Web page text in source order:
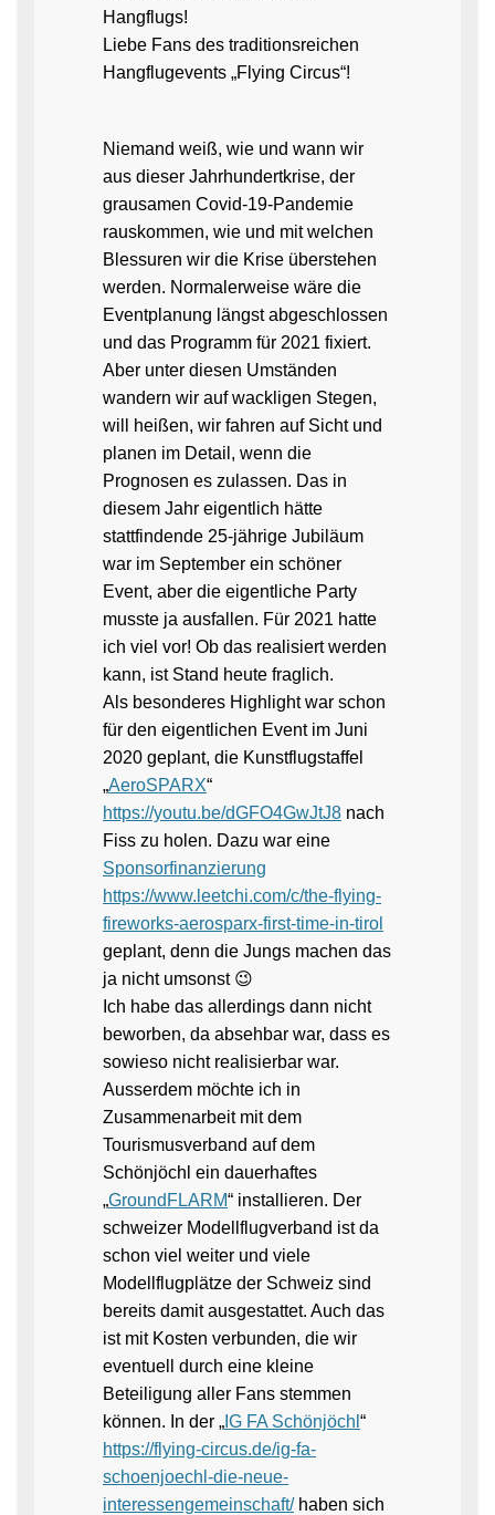
Hangflugs!
Liebe Fans des traditionsreichen
Hangflugevents „Flying Circus“!
Niemand weiß, wie und wann wir
aus dieser Jahrhundertkrise, der
grausamen Covid-19-Pandemie
rauskommen, wie und mit welchen
Blessuren wir die Krise überstehen
werden. Normalerweise wäre die
Eventplanung längst abgeschlossen
und das Programm für 2021 fixiert.
Aber unter diesen Umständen
wandern wir auf wackligen Stegen,
will heißen, wir fahren auf Sicht und
planen im Detail, wenn die
Prognosen es zulassen. Das in
diesem Jahr eigentlich hätte
stattfindende 25-jährige Jubiläum
war im September ein schöner
Event, aber die eigentliche Party
musste ja ausfallen. Für 2021 hatte
ich viel vor! Ob das realisiert werden
kann, ist Stand heute fraglich.
Als besonderes Highlight war schon
für den eigentlichen Event im Juni
2020 geplant, die Kunstflugstaffel
„AeroSPARX“
https://youtu.be/dGFO4GwJtJ8 nach
Fiss zu holen. Dazu war eine
Sponsorfinanzierung
https://www.leetchi.com/c/the-flying-
fireworks-aerosparx-first-time-in-tirol
geplant, denn die Jungs machen das
ja nicht umsonst 😉
Ich habe das allerdings dann nicht
beworben, da absehbar war, dass es
sowieso nicht realisierbar war.
Ausserdem möchte ich in
Zusammenarbeit mit dem
Tourismusverband auf dem
Schönjöchl ein dauerhaftes
„GroundFLARM“ installieren. Der
schweizer Modellflugverband ist da
schon viel weiter und viele
Modellflugplätze der Schweiz sind
bereits damit ausgestattet. Auch das
ist mit Kosten verbunden, die wir
eventuell durch eine kleine
Beteiligung aller Fans stemmen
können. In der „ IG FA Schönjöchl “
https://flying-circus.de/ig-fa-
schoenjoechl-die-neue-
interessengemeinschaft/haben sich